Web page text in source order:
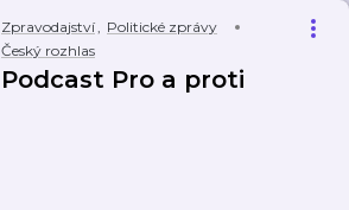
Zpravodajství, Politické zprávy
Český rozhlas
Podcast Pro a proti